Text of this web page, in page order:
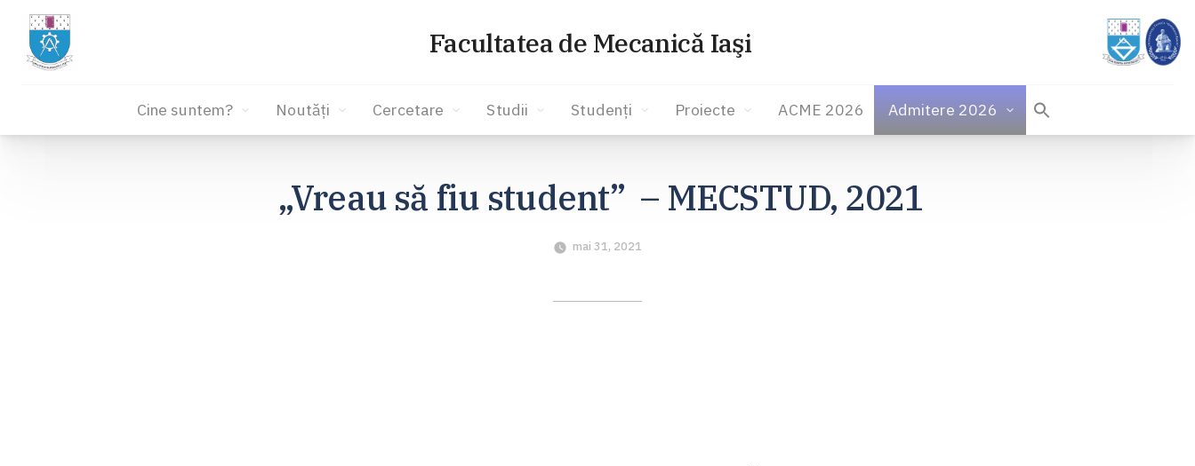
Facultatea de Mecanică Iaşi
Cine suntem? Noutăți Cercetare Studii Studenți Proiecte ACME 2026 Admitere 2026
„Vreau să fiu student” – MECSTUD, 2021
mai 31, 2021